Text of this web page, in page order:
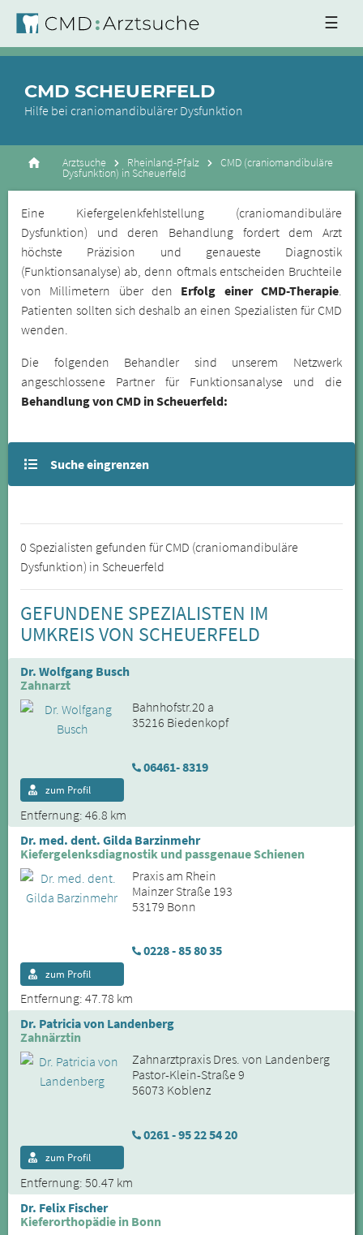
☰
CMD SCHEUERFELD
Hilfe bei craniomandibulärer Dysfunktion
Arztsuche Rheinland-Pfalz CMD (craniomandibuläre
Dysfunktion) in Scheuerfeld
Eine Kiefergelenkfehlstellung (craniomandibuläre
Dysfunktion) und deren Behandlung fordert dem Arzt
höchste Präzision und genaueste Diagnostik
(Funktionsanalyse) ab, denn oftmals entscheiden Bruchteile
von Millimetern über den Erfolg einer CMD-Therapie.
Patienten sollten sich deshalb an einen Spezialisten für CMD
wenden.
Die folgenden Behandler sind unserem Netzwerk
angeschlossene Partner für Funktionsanalyse und die
Behandlung von CMD in Scheuerfeld:
Suche eingrenzen
0 Spezialisten gefunden für CMD (craniomandibuläre
Dysfunktion) in Scheuerfeld
GEFUNDENE SPEZIALISTEN IM
UMKREIS VON SCHEUERFELD
Dr. Wolfgang Busch
Zahnarzt
Bahnhofstr.20 a
35216 Biedenkopf
06461- 8319
Entfernung: 46.8 km
zum Profil
Dr. med. dent. Gilda Barzinmehr
Kiefergelenksdiagnostik und passgenaue Schienen
Praxis am Rhein
Mainzer Straße 193
53179 Bonn
0228 - 85 80 35
Entfernung: 47.78 km
zum Profil
Dr. Patricia von Landenberg
Zahnärztin
Zahnarztpraxis Dres. von Landenberg
Pastor-Klein-Straße 9
56073 Koblenz
0261 - 95 22 54 20
Entfernung: 50.47 km
zum Profil
Dr. Felix Fischer
Kieferorthopädie in Bonn